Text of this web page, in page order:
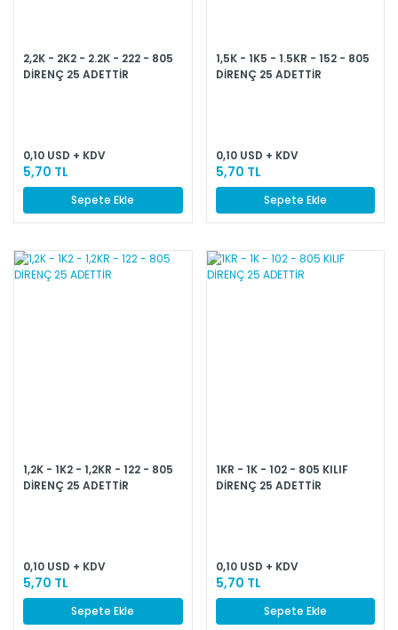
2,2K - 2K2 - 2.2K - 222 - 805
DİRENÇ 25 ADETTİR
0,10 USD + KDV
5,70 TL
Sepete Ekle
1,5K - 1K5 - 1.5KR - 152 - 805
DİRENÇ 25 ADETTİR
0,10 USD + KDV
5,70 TL
Sepete Ekle
1,2K - 1K2 - 1,2KR - 122 - 805
DİRENÇ 25 ADETTİR
0,10 USD + KDV
5,70 TL
Sepete Ekle
1KR - 1K - 102 - 805 KILIF
DİRENÇ 25 ADETTİR
0,10 USD + KDV
5,70 TL
Sepete Ekle